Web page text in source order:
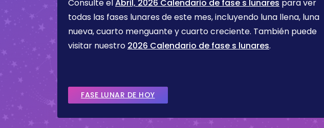
Consulte elAbril, 2026 Calendario de fase s lunares para ver
todas las fases lunares de este mes, incluyendo luna llena, luna
nueva, cuarto menguante y cuarto creciente. También puede
visitar nuestro 2026 Calendario de fase s lunares.
FASE LUNAR DE HOY